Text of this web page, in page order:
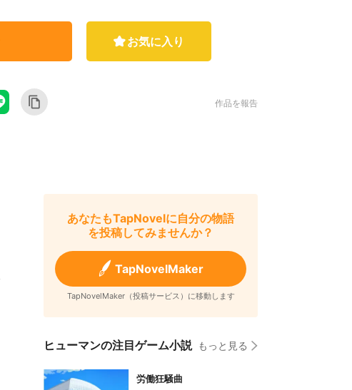
お気に入り
作品を報告
あなたもTapNovelに自分の物語
を投稿してみませんか？
TapNovelMaker
TapNovelMaker（投稿サービス）に移動します
ヒューマンの注目ゲーム小説 もっと見る
労働狂騒曲